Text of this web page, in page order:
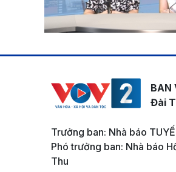
BAN
Đài
Trưởng ban: Nhà báo
Phó trưởng ban: Nhà báo
Thu